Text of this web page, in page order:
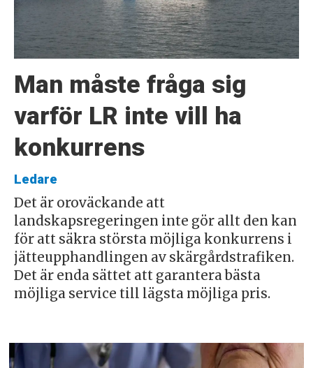
Man måste fråga sig
varför LR inte vill ha
konkurrens
Ledare
Det är oroväckande att
landskapsregeringen inte gör allt den kan
för att säkra största möjliga konkurrens i
jätteupphandlingen av skärgårdstrafiken.
Det är enda sättet att garantera bästa
möjliga service till lägsta möjliga pris.